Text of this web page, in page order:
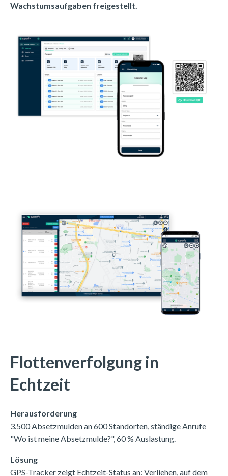
Wachstumsaufgaben freigestellt.
Flottenverfolgung in
Echtzeit
Herausforderung
3.500 Absetzmulden an 600 Standorten, ständige Anrufe
"Wo ist meine Absetzmulde?", 60 % Auslastung.
Lösung
GPS-Tracker zeigt Echtzeit-Status an: Verliehen, auf dem